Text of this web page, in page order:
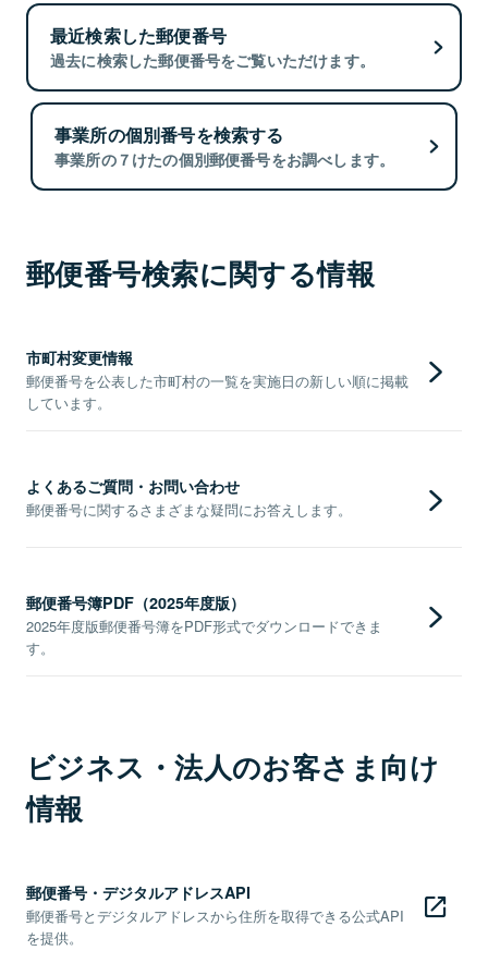
最近検索した郵便番号
過去に検索した郵便番号をご覧いただけます。
事業所の個別番号を検索する
事業所の７けたの個別郵便番号をお調べします。
郵便番号検索に関する情報
市町村変更情報
郵便番号を公表した市町村の一覧を実施日の新しい順に掲載
しています。
よくあるご質問・お問い合わせ
郵便番号に関するさまざまな疑問にお答えします。
郵便番号簿PDF（2025年度版）
2025年度版郵便番号簿をPDF形式でダウンロードできま
す。
ビジネス・法人のお客さま向け
情報
郵便番号・デジタルアドレスAPI
郵便番号とデジタルアドレスから住所を取得できる公式API
を提供。